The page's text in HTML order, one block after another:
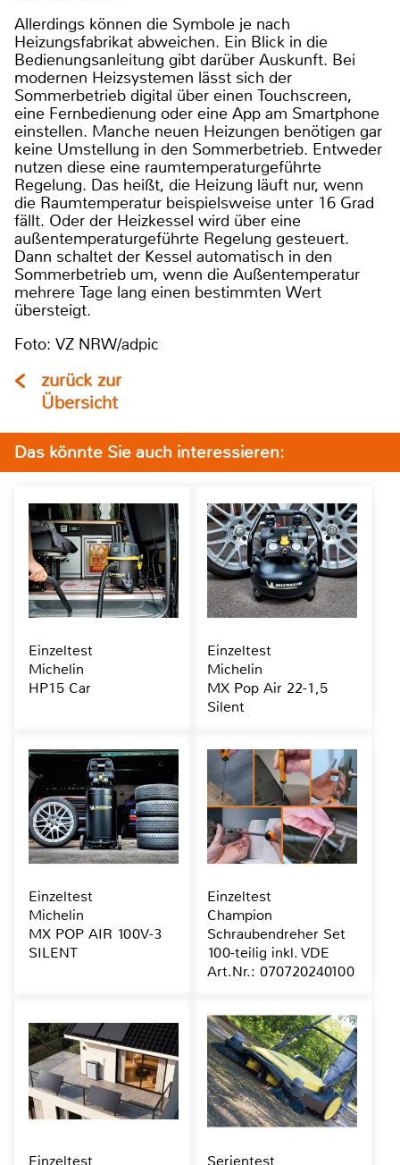
Allerdings können die Symbole je nach
Heizungsfabrikat abweichen. Ein Blick in die
Bedienungsanleitung gibt darüber Auskunft. Bei
modernen Heizsystemen lässt sich der
Sommerbetrieb digital über einen Touchscreen,
eine Fernbedienung oder eine App am Smartphone
einstellen. Manche neuen Heizungen benötigen gar
keine Umstellung in den Sommerbetrieb. Entweder
nutzen diese eine raumtemperaturgeführte
Regelung. Das heißt, die Heizung läuft nur, wenn
die Raumtemperatur beispielsweise unter 16 Grad
fällt. Oder der Heizkessel wird über eine
außentemperaturgeführte Regelung gesteuert.
Dann schaltet der Kessel automatisch in den
Sommerbetrieb um, wenn die Außentemperatur
mehrere Tage lang einen bestimmten Wert
übersteigt.
Foto: VZ NRW/adpic
zurück zur
Übersicht
Das könnte Sie auch interessieren:
Einzeltest
Michelin
HP15 Car
Einzeltest
Michelin
MX Pop Air 22-1,5
Silent
Einzeltest
Michelin
MX POP AIR 100V-3
SILENT
Einzeltest
Champion
Schraubendreher Set
100-teilig inkl. VDE
Art.Nr.: 070720240100